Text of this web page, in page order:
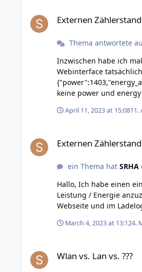
Externen
Thema antwortete
Inzwischen habe ich mal die
Webinterface
{"power":1403,"energy_abs":0.072} Das führt dazu, dass im Webinterface der Menüpunkt "Stromzähler" auftaucht.
keine power und energy Daten vom WarpCharger
April 11, 2023 at 15:0811.
Externen
ein Thema hat SRHA
Hallo, Ich habe einen einfachen Zähler mit S0-Schnittstelle in meinem Sicherungskasten hängen. Mit evcc kann ich diesen Zähler verwenden um die vom Auto geladene
Leistung / Energie anzuzeigen. Gibt es eine Möglichkeit, der warp-Software (Ich habe eine Warp1 Smart) diesen Zählerstand so
March 4, 2023 at 13:124.
Wlan vs. Lan vs. ???